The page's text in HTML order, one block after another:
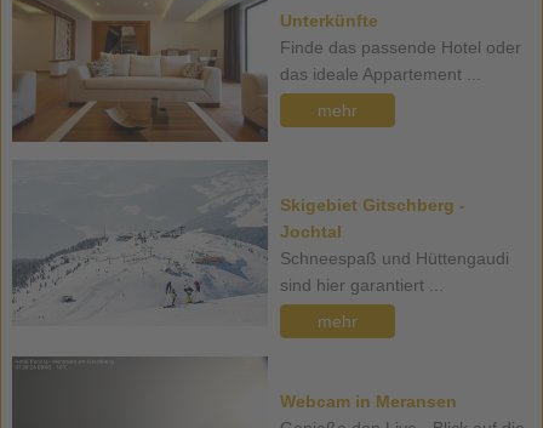
Unterkünfte
Finde das passende Hotel oder
das ideale Appartement ...
mehr
Skigebiet Gitschberg -
Jochtal
Schneespaß und Hüttengaudi
sind hier garantiert ...
mehr
Webcam in Meransen